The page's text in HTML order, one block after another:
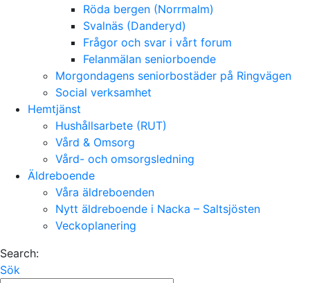
Röda bergen (Norrmalm)
Svalnäs (Danderyd)
Frågor och svar i vårt forum
Felanmälan seniorboende
Morgondagens seniorbostäder på Ringvägen
Social verksamhet
Hemtjänst
Hushållsarbete (RUT)
Vård & Omsorg
Vård- och omsorgsledning
Äldreboende
Våra äldreboenden
Nytt äldreboende i Nacka – Saltsjösten
Veckoplanering
Search:
Sök